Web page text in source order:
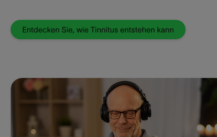
Entdecken Sie, wie Tinnitus entstehen kann